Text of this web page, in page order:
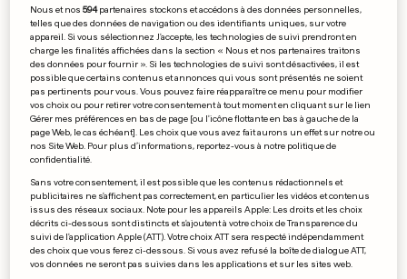
GRÈVE DANS LE MILIEU CARCÉRAL
Des soldats dans des prisons
de Belgique
0 0
PUBLICITÉ
Nous et nos594partenaires stockons et accédons à des données personnelles,
telles que des données de navigation ou des identifiants uniques, sur votre
appareil. Si vous sélectionnez J'accepte, les technologies de suivi prendront en
charge les finalités affichées dans la section « Nous et nos partenaires traitons
des données pour fournir ». Si les technologies de suivi sont désactivées, il est
possible que certains contenus et annonces qui vous sont présentés ne soient
pas pertinents pour vous. Vous pouvez faire réapparaître ce menu pour modifier
vos choix ou pour retirer votre consentement à tout moment en cliquant sur le lien
Gérer mes préférences en bas de page [ou l'icône flottante en bas à gauche de la
page Web, le cas échéant]. Les choix que vous avez fait aurons un effet sur notre ou
nos Site Web. Pour plus d’informations, reportez-vous à notre politique de
confidentialité.
Sans votre consentement, il est possible que les contenus rédactionnels et
publicitaires ne s'affichent pas correctement, en particulier les vidéos et contenus
issus des réseaux sociaux. Note pour les appareils Apple: Les droits et les choix
décrits ci-dessous sont distincts et s'ajoutent à votre choix de Transparence du
suivi de l'application Apple (ATT). Votre choix ATT sera respecté indépendamment
des choix que vous ferez ci-dessous. Si vous avez refusé la boîte de dialogue ATT,
vos données ne seront pas suivies dans les applications et sur les sites web.